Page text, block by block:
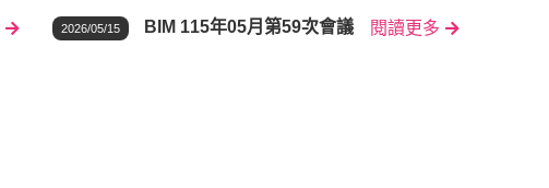
2026/05/15 BIM 115年05月第59次會議 閱讀更多